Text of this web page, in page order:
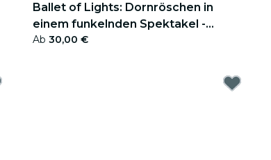
Ballet of Lights: Dornröschen in
einem funkelnden Spektakel -
Geschenkgutschein
Ab 30,00 €